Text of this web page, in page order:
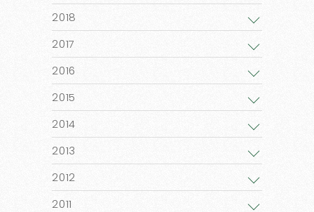
2018
2017
2016
2015
2014
2013
2012
2011